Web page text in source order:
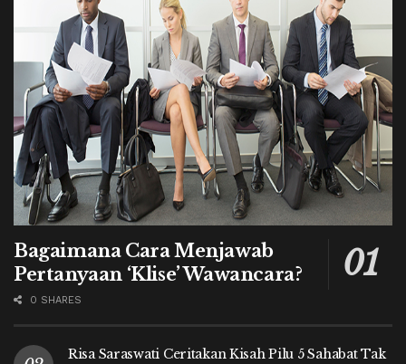
Bagaimana Cara Menjawab
Pertanyaan ‘Klise’ Wawancara?
0 SHARES
Risa Saraswati Ceritakan Kisah Pilu 5 Sahabat Tak